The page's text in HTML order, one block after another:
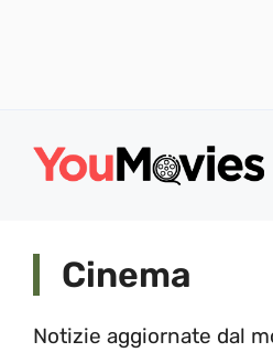
Cinema
Notizie aggiornate dal